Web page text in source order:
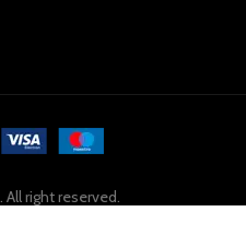
. All right reserved.